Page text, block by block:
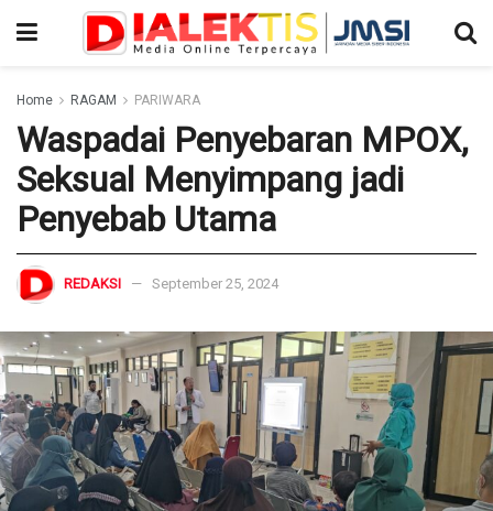
Home RAGAM PARIWARA
Waspadai Penyebaran MPOX,
Seksual Menyimpang jadi
Penyebab Utama
REDAKSI September 25, 2024